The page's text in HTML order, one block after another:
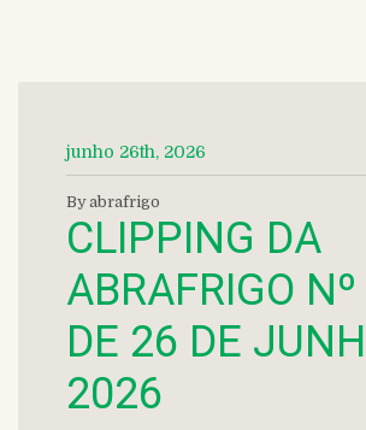
junho 26th, 2026
By abrafrigo
CLIPPING DA
ABRAFRIGO
DE 26 DE
2026